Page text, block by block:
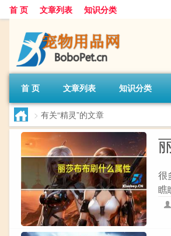
首 页 文章列表 知识分类
首 页 文章列表 知识分类
> 有关“精灵”的文章
很
瞧